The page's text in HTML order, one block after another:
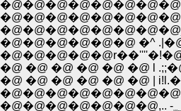
�@�@�@�@�@�@ �^
�@ �@ �@ �@ �@ �@ |